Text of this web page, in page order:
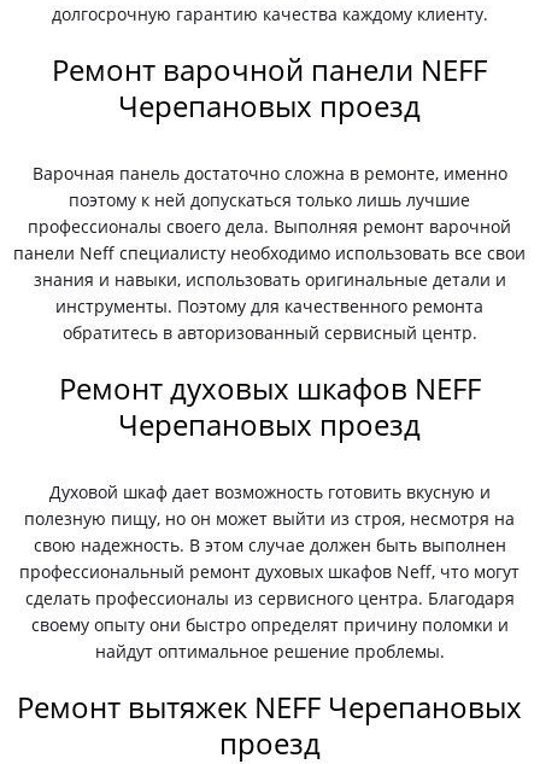
долгосрочную гарантию качества каждому клиенту.
Ремонт варочной панели NEFF
Черепановых проезд
Варочная панель достаточно сложна в ремонте, именно
поэтому к ней допускаться только лишь лучшие
профессионалы своего дела. Выполняя ремонт варочной
панели Neff специалисту необходимо использовать все свои
знания и навыки, использовать оригинальные детали и
инструменты. Поэтому для качественного ремонта
обратитесь в авторизованный сервисный центр.
Ремонт духовых шкафов NEFF
Черепановых проезд
Духовой шкаф дает возможность готовить вкусную и
полезную пищу, но он может выйти из строя, несмотря на
свою надежность. В этом случае должен быть выполнен
профессиональный ремонт духовых шкафов Neff, что могут
сделать профессионалы из сервисного центра. Благодаря
своему опыту они быстро определят причину поломки и
найдут оптимальное решение проблемы.
Ремонт вытяжек NEFF Черепановых
проезд